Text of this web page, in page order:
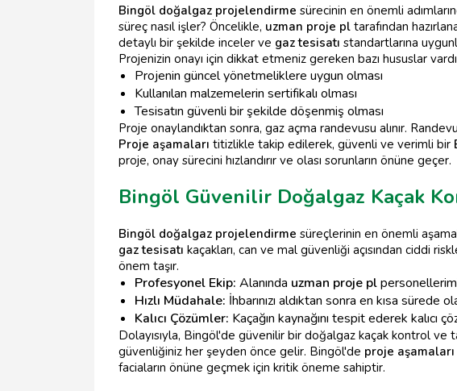
Bingöl doğalgaz projelendirme sürecinin en önemli
süreç nasıl işler? Öncelikle, uzman proje pl tarafından
detaylı bir şekilde inceler ve gaz tesisatı standartlarına
Projenizin onayı için dikkat etmeniz gereken bazı hususlar
Projenin güncel yönetmeliklere uygun olması
Kullanılan malzemelerin sertifikalı olması
Tesisatın güvenli bir şekilde döşenmiş olması
Proje onaylandıktan sonra, gaz açma randevusu alınır.
Proje aşamaları titizlikle takip edilerek, güvenli ve verimli bir
proje, onay sürecini hızlandırır ve olası sorunların önüne geçer.
Bingöl Güvenilir Doğalgaz Kaçak
Bingöl doğalgaz projelendirme süreçlerinin en önemli
gaz tesisatı kaçakları, can ve mal güvenliği açısından ciddi
önem taşır.
Profesyonel Ekip: Alanında uzman proje pl
Hızlı Müdahale: İhbarınızı aldıktan sonra en kısa
Kalıcı Çözümler: Kaçağın kaynağını tespit ederek kalıcı
Dolayısıyla, Bingöl'de güvenilir bir doğalgaz kaçak kontrol ve
güvenliğiniz her şeyden önce gelir. Bingöl'de proje aşamaları
faciaların önüne geçmek için kritik öneme sahiptir.